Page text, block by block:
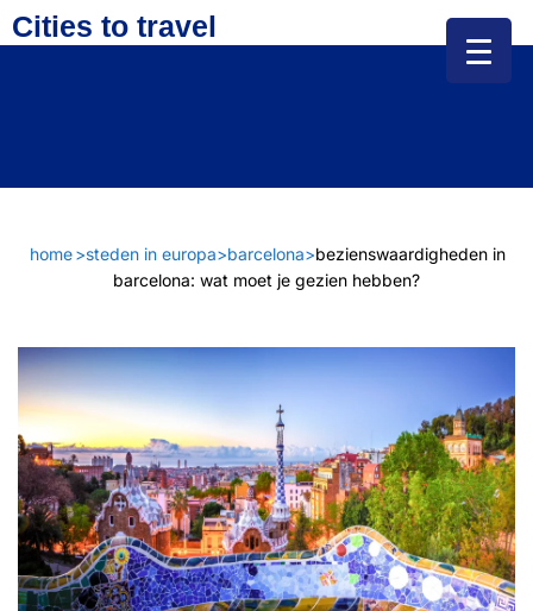
Cities to travel
home>steden in europa>barcelona>bezienswaardigheden in
barcelona: wat moet je gezien hebben?